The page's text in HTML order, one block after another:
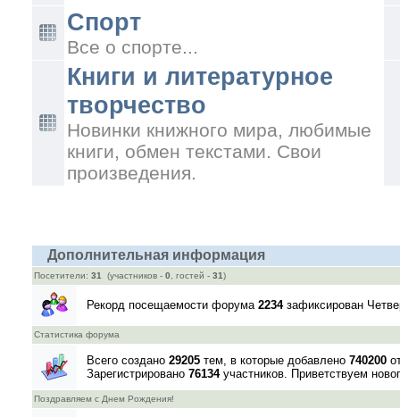
Спорт
Все о спорте...
Книги и литературное
творчество
Новинки книжного мира, любимые
книги, обмен текстами. Свои
произведения.
Дополнительная информация
Посетители: 31(участников - 0, гостей - 31)
Рекорд посещаемости форума 2234зафиксирован
Статистика форума
Всего создано 29205тем, в которые добавлено 740200
Зарегистрировано 76134участников. Приветствуем
Поздравляем с Днем Рождения!